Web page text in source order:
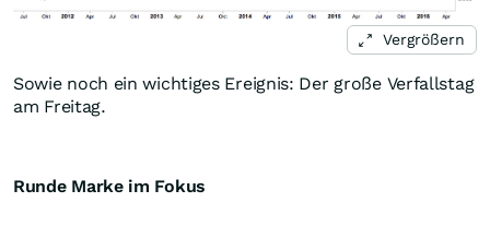
Vergrößern
Sowie noch ein wichtiges Ereignis: Der große Verfallstag
am Freitag.
Runde Marke im Fokus